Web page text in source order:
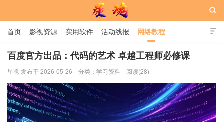
星魂网

首页 影视资源 实用软件 活动线报 网络教程
用户中心 书籍 娱乐

百度官方出品：代码的艺术 卓越工程师必修课
星魂 发布于 2026-05-26 分类： 学习资料 阅读(28)